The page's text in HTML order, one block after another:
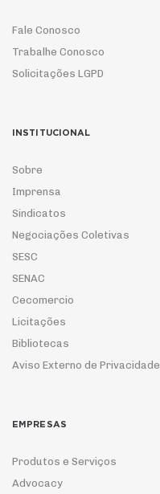
Fale Conosco
Trabalhe Conosco
Solicitações LGPD
INSTITUCIONAL
Sobre
Imprensa
Sindicatos
Negociações Coletivas
SESC
SENAC
Cecomercio
Licitações
Bibliotecas
Aviso Externo de Privacidade
EMPRESAS
Produtos e Serviços
Advocacy